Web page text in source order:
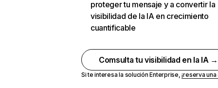
proteger tu mensaje y a convertir la
visibilidad de la IA en crecimiento
cuantificable
Comsulta tu visibilidad en la IA →
Si te interesa la solución Enterprise,¡reserva